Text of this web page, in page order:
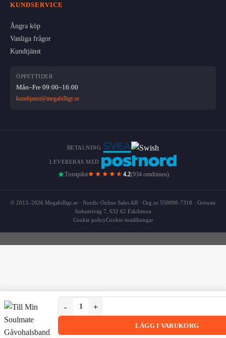
KUNDSERVICE
Ångra köp
Vanliga frågor
Kundtjänst
ÖPPETTIDER
Mån–Fre 09:00–16:00
kundtjanst@megabilligt.se
BETALNING
LEVERERAS MED
Trustpilot★★★★ ★ 4.2(934 omdömen)
© 2013–2026 Megabilligt.se · Nordic Online Sales AB · Org.nr 559098-7318 · Grönsta
Industriväg 7, 632 62 Eskilstuna
Cookie policyCookie-inställningar
Till Min Soulmate Gåvohalsband Med Kort och Låda
Till Min Soulmate Gåvohalsband Med Kort och
LÄGG I VARUKORG